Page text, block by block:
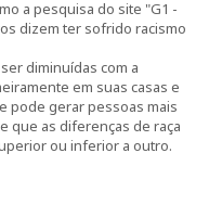
a pesquisa do site "G1 -
dizem ter sofrido racismo
diminuídas com a
em suas casas e
pode gerar pessoas mais
que as diferenças de raça
ou inferior a outro.